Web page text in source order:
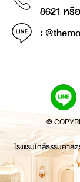
8621 หรือ
:
©
โรงแรมใกล้ธรรมศา